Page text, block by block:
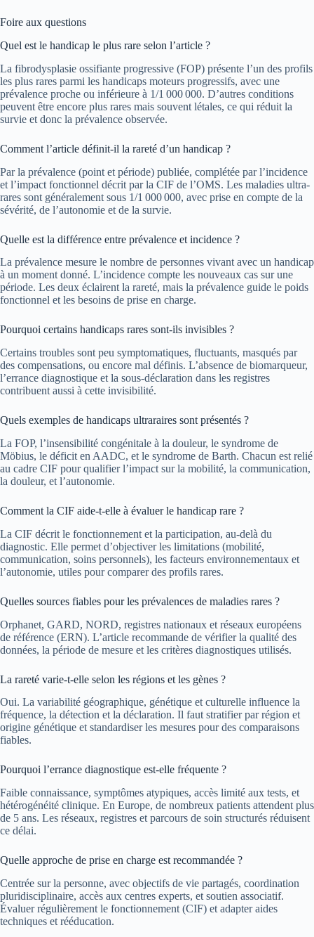
Foire aux questions
Quel est le handicap le plus rare selon l’article ?
La fibrodysplasie ossifiante progressive (FOP) présente l’un des profils
les plus rares parmi les handicaps moteurs progressifs, avec une
prévalence proche ou inférieure à 1/1 000 000. D’autres conditions
peuvent être encore plus rares mais souvent létales, ce qui réduit la
survie et donc la prévalence observée.
Comment l’article définit-il la rareté d’un handicap ?
Par la prévalence (point et période) publiée, complétée par l’incidence
et l’impact fonctionnel décrit par la CIF de l’OMS. Les maladies ultra-
rares sont généralement sous 1/1 000 000, avec prise en compte de la
sévérité, de l’autonomie et de la survie.
Quelle est la différence entre prévalence et incidence ?
La prévalence mesure le nombre de personnes vivant avec un handicap
à un moment donné. L’incidence compte les nouveaux cas sur une
période. Les deux éclairent la rareté, mais la prévalence guide le poids
fonctionnel et les besoins de prise en charge.
Pourquoi certains handicaps rares sont-ils invisibles ?
Certains troubles sont peu symptomatiques, fluctuants, masqués par
des compensations, ou encore mal définis. L’absence de biomarqueur,
l’errance diagnostique et la sous-déclaration dans les registres
contribuent aussi à cette invisibilité.
Quels exemples de handicaps ultraraires sont présentés ?
La FOP, l’insensibilité congénitale à la douleur, le syndrome de
Möbius, le déficit en AADC, et le syndrome de Barth. Chacun est relié
au cadre CIF pour qualifier l’impact sur la mobilité, la communication,
la douleur, et l’autonomie.
Comment la CIF aide-t-elle à évaluer le handicap rare ?
La CIF décrit le fonctionnement et la participation, au-delà du
diagnostic. Elle permet d’objectiver les limitations (mobilité,
communication, soins personnels), les facteurs environnementaux et
l’autonomie, utiles pour comparer des profils rares.
Quelles sources fiables pour les prévalences de maladies rares ?
Orphanet, GARD, NORD, registres nationaux et réseaux européens
de référence (ERN). L’article recommande de vérifier la qualité des
données, la période de mesure et les critères diagnostiques utilisés.
La rareté varie-t-elle selon les régions et les gènes ?
Oui. La variabilité géographique, génétique et culturelle influence la
fréquence, la détection et la déclaration. Il faut stratifier par région et
origine génétique et standardiser les mesures pour des comparaisons
fiables.
Pourquoi l’errance diagnostique est-elle fréquente ?
Faible connaissance, symptômes atypiques, accès limité aux tests, et
hétérogénéité clinique. En Europe, de nombreux patients attendent plus
de 5 ans. Les réseaux, registres et parcours de soin structurés réduisent
ce délai.
Quelle approche de prise en charge est recommandée ?
Centrée sur la personne, avec objectifs de vie partagés, coordination
pluridisciplinaire, accès aux centres experts, et soutien associatif.
Évaluer régulièrement le fonctionnement (CIF) et adapter aides
techniques et rééducation.